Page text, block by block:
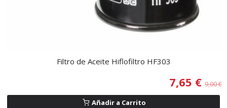
Filtro de Aceite Hiflofiltro HF303
7,65 € 9,00 €
Añadir a Carrito